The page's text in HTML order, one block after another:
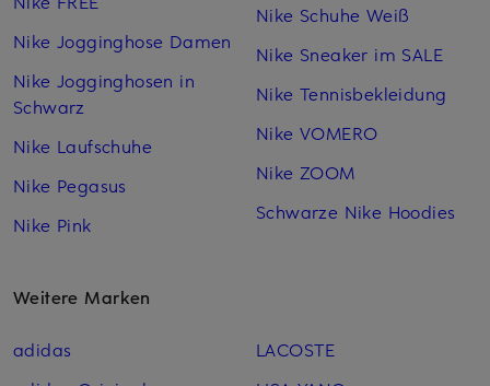
Nike Jogginghose Damen
Nike Jogginghosen in
Schwarz
Nike Laufschuhe
Nike Pegasus
Nike Pink
Nike Schuhe Weiß
Nike Sneaker im SALE
Nike Tennisbekleidung
Nike VOMERO
Nike ZOOM
Schwarze Nike Hoodies
Weitere Marken
adidas
LACOSTE